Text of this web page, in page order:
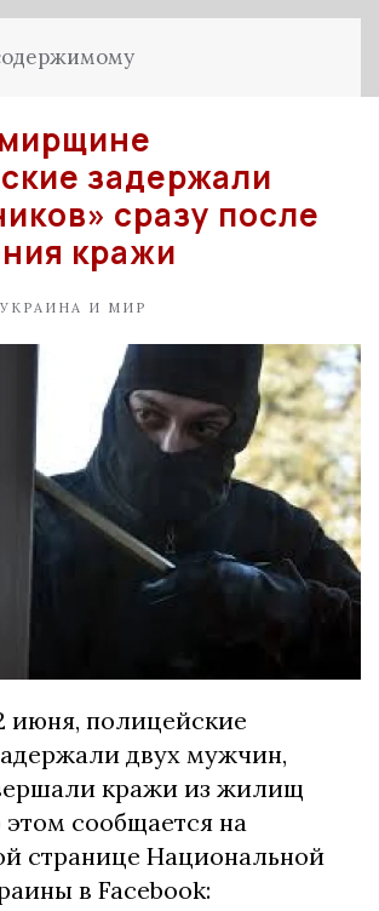
задержали
сразу после
кражи
УКРАИНА И МИР
июня, полицейские
двух мужчин,
кражи из жилищ
сообщается на
странице Национальной
в Facebook: